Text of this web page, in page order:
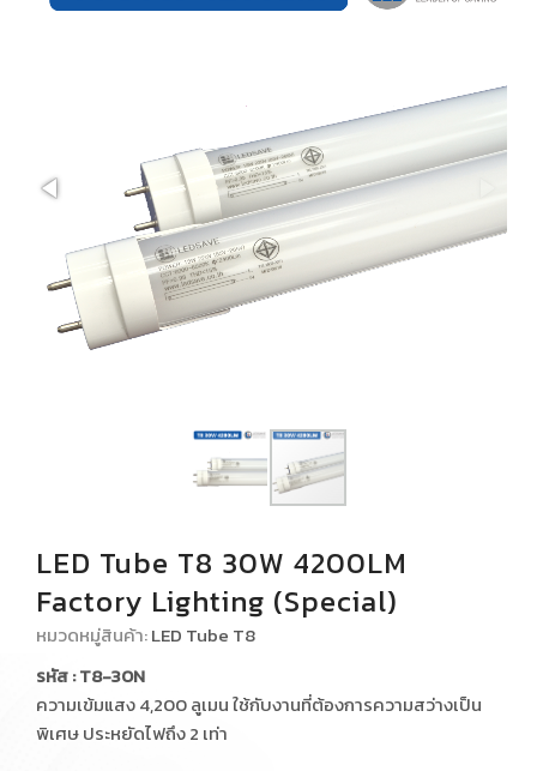
ติดต่อเรา
LED Tube T8 30W 4200LM
Factory Lighting (Special)
หมวดหมู่สินค้า:LED Tube T8
รหัส : T8-30N
ความเข้มแสง 4,200 ลูเมน ใช้กับงานที่ต้องการความสว่างเป็น
พิเศษ ประหยัดไฟถึง 2 เท่า